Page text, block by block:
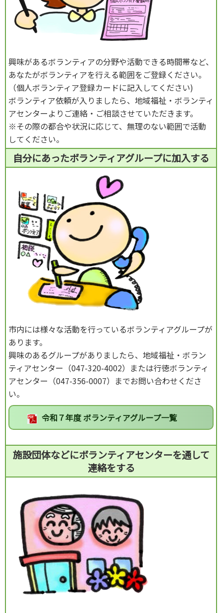
興味があるボランティアの分野や活動できる時間帯など、
あなたがボランティアを行える範囲をご登録ください。
（個人ボランティア登録カードに記入してください)
ボランティア依頼が入りましたら、地域福祉・ボランティ
アセンターよりご連絡・ご相談させていただきます。
※その際の都合や状況に応じて、無理のない範囲で活動
してください。
自分にあったボランティアグループに加入する
市内には様々な活動を行っているボランティアグループが
あります。
興味のあるグループがありましたら、地域福祉・ボラン
ティアセンター（047-320-4002）または行徳ボランティ
アセンター（047-356-0007）までお問い合わせくださ
い。
令和７年度 ボランティアグループ一覧
施設団体などにボランティアセンターを通して
連絡をする